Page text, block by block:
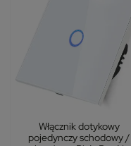
Włącznik dotykowy
pojedynczy schodowy /